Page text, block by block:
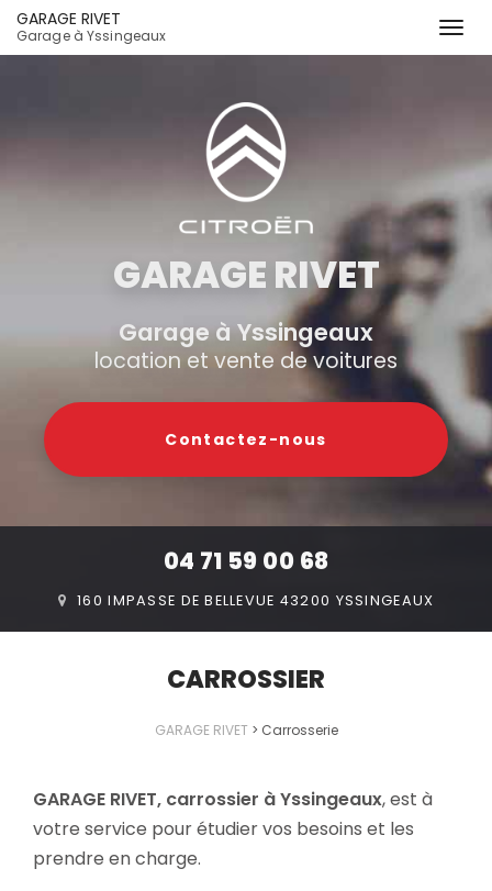
GARAGE RIVET
Garage à Yssingeaux
GARAGE RIVET
Garage à Yssingeaux
location et vente de voitures
Contactez-nous
04 71 59 00 68
160 IMPASSE DE BELLEVUE 43200 YSSINGEAUX
CARROSSIER
GARAGE RIVET > Carrosserie
GARAGE RIVET, carrossier à Yssingeaux, est à
votre service pour étudier vos besoins et les
prendre en charge.